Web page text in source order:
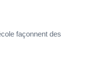
façonnent des